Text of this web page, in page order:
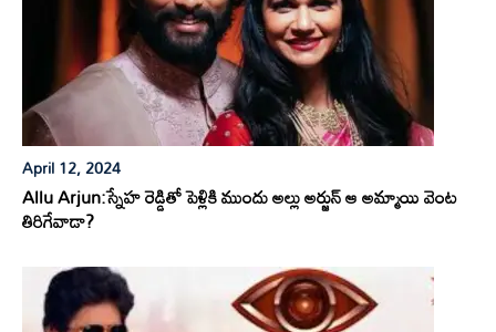
April 12, 2024
Allu Arjun:స్నేహ రెడ్డితో పెళ్లికి ముందు అల్లు అర్జున్ ఆ అమ్మాయి వెంట
తిరిగేవాడా?